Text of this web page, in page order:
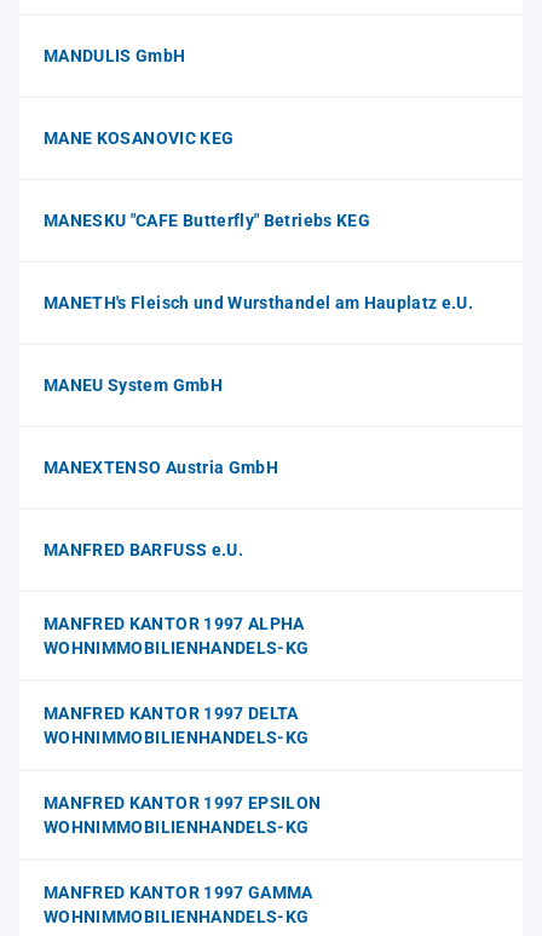
MANDULIS GmbH
MANE KOSANOVIC KEG
MANESKU "CAFE Butterfly" Betriebs KEG
MANETH's Fleisch und Wursthandel am Hauplatz e.U.
MANEU System GmbH
MANEXTENSO Austria GmbH
MANFRED BARFUSS e.U.
MANFRED KANTOR 1997 ALPHA
WOHNIMMOBILIENHANDELS-KG
MANFRED KANTOR 1997 DELTA
WOHNIMMOBILIENHANDELS-KG
MANFRED KANTOR 1997 EPSILON
WOHNIMMOBILIENHANDELS-KG
MANFRED KANTOR 1997 GAMMA
WOHNIMMOBILIENHANDELS-KG